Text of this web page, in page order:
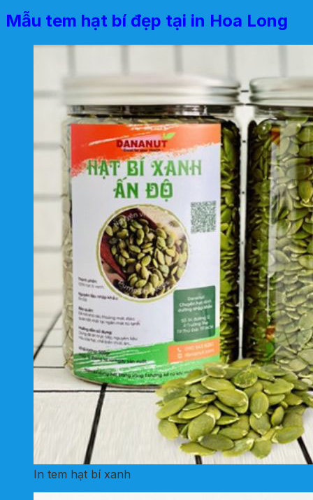
Mẫu tem hạt bí đẹp tại in Hoa Long
In tem hạt bí xanh